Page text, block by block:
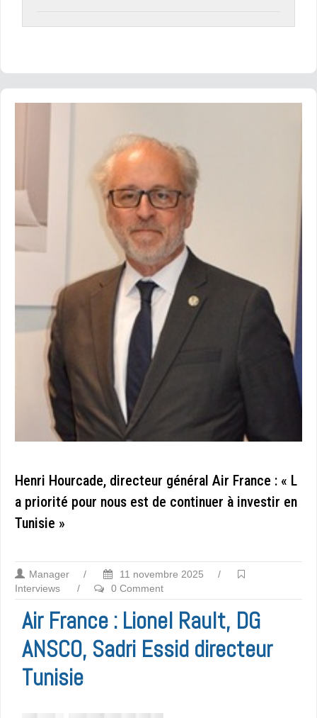
Henri Hourcade, directeur général Air France : « L
a priorité pour nous est de continuer à investir en
Tunisie »
Manager / 11 novembre 2025
/
Interviews
/ 0 Comment
Air France : Lionel Rault, DG
ANSCO, Sadri Essid directeur
Tunisie